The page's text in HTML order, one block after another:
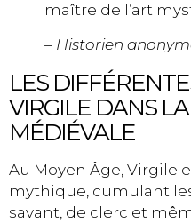
maître de l’art
– Historien
LES
VIRGILE DANS
MÉDIÉVALE
Au Moyen Âge, Virgile
mythique, cumulant
savant, de clerc et